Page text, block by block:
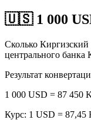
🇺🇸 1 000
Сколько
центрального банка
Результат
1 000 USD = 87 450
Курс: 1 USD = 87,45